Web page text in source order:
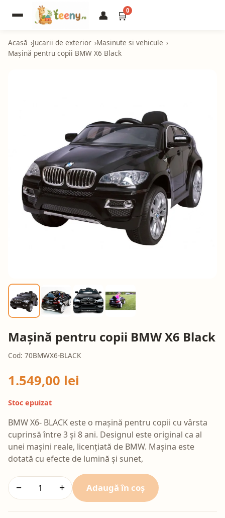
👤 🛒0
Acasă Jucarii de exterior Masinute si vehicule
Mașină pentru copii BMW X6 Black
Mașină pentru copii BMW X6 Black
Cod: 70BMWX6-BLACK
1.549,00 lei
Stoc epuizat
BMW X6- BLACK este o mașină pentru copii cu vârsta
cuprinsă între 3 și 8 ani. Designul este original ca al
unei mașini reale, licențiată de BMW. Mașina este
dotată cu efecte de lumină și sunet,
− + Adaugă în coș